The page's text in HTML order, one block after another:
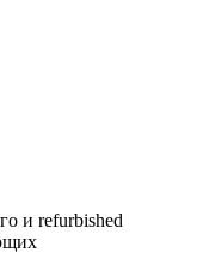
и refurbished